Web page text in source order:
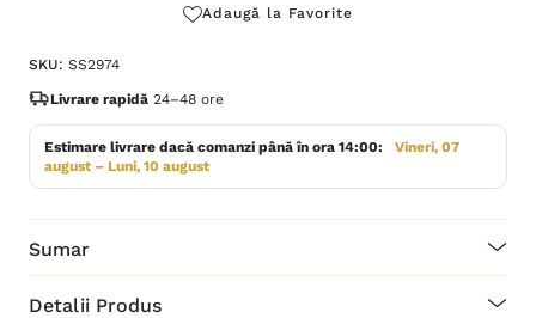
Adaugă la Favorite
SKU: SS2974
Livrare rapidă 24–48 ore
Estimare livrare dacă comanzi până în ora 14:00:
Vineri, 07
august – Luni, 10 august
Sumar
Detalii Produs